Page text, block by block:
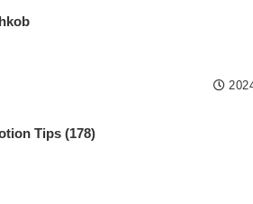
Tips (178)